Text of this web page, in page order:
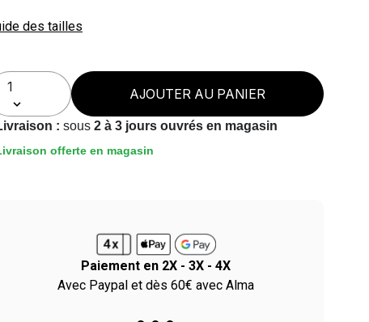
des tailles
AJOUTER AU PANIER
: sous 2 à 3 jours ouvrés en magasin
offerte en magasin
Paiement en 2X - 3X - 4X
Avec Paypal et dès 60€ avec Alma